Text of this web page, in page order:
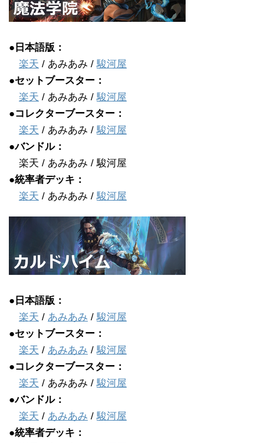
●日本語版：
楽天 / あみあみ /駿河屋
●セットブースター：
楽天 / あみあみ /駿河屋
●コレクターブースター：
楽天 / あみあみ /駿河屋
●バンドル：
楽天 / あみあみ / 駿河屋
●統率者デッキ：
楽天 / あみあみ /駿河屋
●日本語版：
楽天 / あみあみ /駿河屋
●セットブースター：
楽天 / あみあみ /駿河屋
●コレクターブースター：
楽天 / あみあみ /駿河屋
●バンドル：
楽天 / あみあみ /駿河屋
●統率者デッキ：